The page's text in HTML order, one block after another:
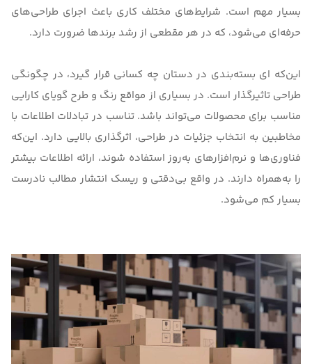
بسیار مهم است. شرایط‌های مختلف کاری باعث اجرای طراحی‌های
حرفه‌‌ای می‌شود، که در هر مقطعی از رشد برندها ضرورت دارد.
این‌که ای بسته‌بندی در دستان چه کسانی قرار گیرد، در چگونگی
طراحی تاثیرگذار است. در بسیاری از مواقع رنگ و طرح گویای کارایی
مناسب برای محصولات می‌تواند باشد. تناسب در تبادلات اطلاعات با
مخاطبین به انتخاب جزئیات در طراحی، اثرگذاری بالایی دارد. این‌که
فناوری‌ها و نرم‌افزارهای به‌روز استفاده شوند، ارائه اطلاعات بیشتر
را به‌همراه دارند. در واقع بی‌دقتی و ریسک انتشار مطالب نادرست
بسیار کم می‌شود.